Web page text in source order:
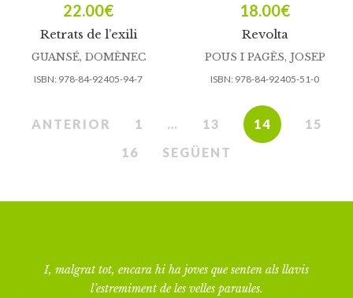
Retrats de l’exili
22.00€
GUANSÉ, DOMÈNEC
ISBN: 978-84-92405-94-7
Revolta
18.00€
POUS I PAGÈS, JOSEP
ISBN: 978-84-92405-51-0
ANTERIOR 1 … 13 14
15
16
SEGÜENT
I, malgrat tot, encara hi ha joves que senten als llavis
l’estremiment de les velles paraules.